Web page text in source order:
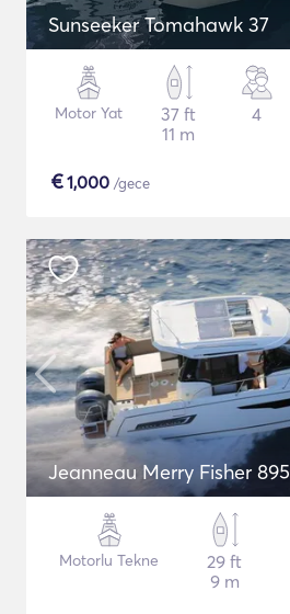
Sunseeker Tomahawk 37
Motor Yat
37 ft
11 m
4
€1,000 /gece
Jeanneau Merry Fisher 895
Motorlu Tekne
29 ft
9 m